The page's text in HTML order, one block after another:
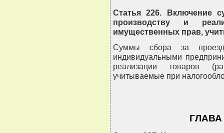
Статья 226. Включение
производству и
имущественных прав,
Суммы сбора за
индивидуальными
реализации товаров
учитываемые при